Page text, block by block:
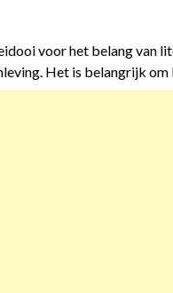
voor het belang van
Het is belangrijk